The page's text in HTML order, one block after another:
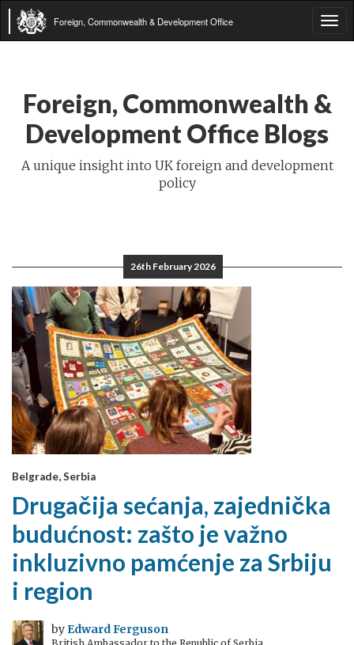
Foreign, Commonwealth & Development Office
Foreign, Commonwealth &
Development Office Blogs
A unique insight into UK foreign and development
policy
26th February 2026
Belgrade, Serbia
Drugačija sećanja, zajednička
budućnost: zašto je važno
inkluzivno pamćenje za Srbiju
i region
by Edward Ferguson